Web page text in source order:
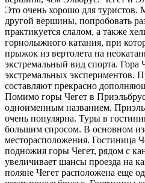
Это очень хорошо для туристов.
другой вершины, попробовать
практикуется слалом, а также
горнолыжного катания, при
прыжок из вертолета на
экстремальный вид спорта. Гора
экстремальных экспериментов.
составляют прекрасно
Помимо горы Чегет в
одноименным названием.
очень популярна. Туры в
большим спросом. В основном
месторасположения. Гостиница
подножия горы Чегет, рядом с
увеличивает шансы проезда на
поляне Чегет расположена еще